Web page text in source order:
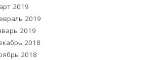
2019
2019
2019
2018
2018